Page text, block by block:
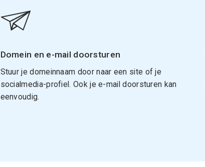
Domein en e-mail doorsturen
Stuur je domeinnaam door naar een site of je
socialmedia-profiel. Ook je e-mail doorsturen kan
eenvoudig.